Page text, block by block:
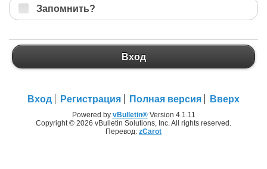
Запомнить?
Вход
Вход Регистрация Полная версия Вверх
Powered by vBulletin®Version 4.1.11
Copyright © 2026 vBulletin Solutions, Inc. All rights reserved.
Перевод: zCarot